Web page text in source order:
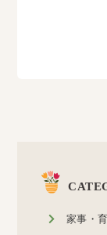
家事・